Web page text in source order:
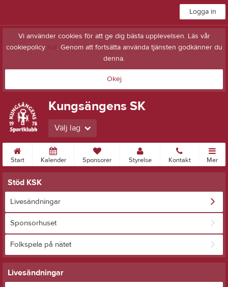
Logga in
Vi använder cookies för att ge dig bästa upplevelsen. Läs vår
cookiepolicy här. Genom att fortsätta använda tjänsten godkänner du
denna.
Okej
Kungsängens SK
Välj lag
Start Kalender Sponsorer Styrelse Kontakt Mer
Stöd KSK
Livesändningar
Sponsorhuset
Folkspela på nätet
Livesändningar